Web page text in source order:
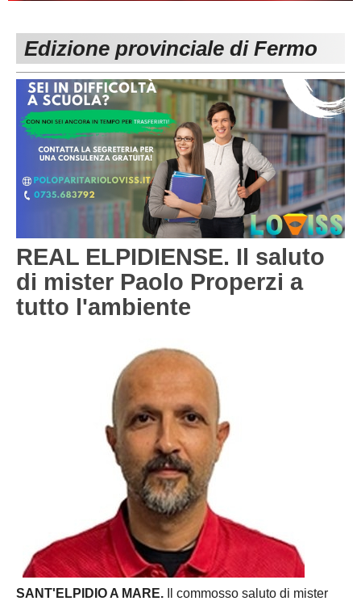
Carica la tua Rosa
1^ CATEGORIA
2^ CATEGORIA
3^ CATEGORIA
GIOVANILI
Edizione provinciale di Fermo
REAL ELPIDIENSE. Il saluto
di mister Paolo Properzi a
tutto l'ambiente
SANT'ELPIDIO A MARE. Il commosso saluto di mister